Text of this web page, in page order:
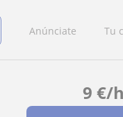
Anúnciate Tu
9 €/h